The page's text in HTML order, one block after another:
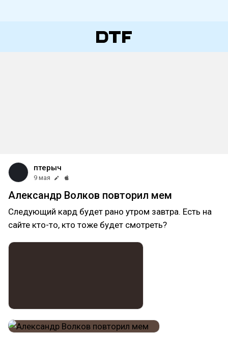
птерыч
9 мая
Александр Волков повторил мем
Следующий кард будет рано утром завтра. Есть на
сайте кто-то, кто тоже будет смотреть?